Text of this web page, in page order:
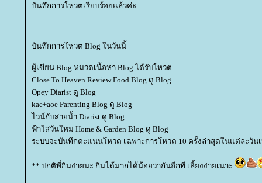
บันทึกการโหวตเรียบร้อยแล้วค่ะ
บันทึกการโหวต Blog ในวันนี้
ผู้เขียน Blog หมวดเนื้อหา Blog ได้รับโหวต
Close To Heaven Review Food Blog ดู Blog
Opey Diarist ดู Blog
kae+aoe Parenting Blog ดู Blog
ไวน์กับสายน้ำ Diarist ดู Blog
ฟ้าใสวันใหม่ Home & Garden Blog ดู Blog
ระบบจะบันทึกคะแนนโหวต เฉพาะการโหวต 10 ครั้งล่าสุดในแต่ละวัน
** ปกติพี่กินง่ายนะ กินได้มากได้น้อยว่ากันอีกที เลี้ยงง่ายเนาะ